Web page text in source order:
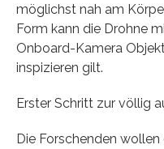
möglichst nah am
Form kann die Drohne
Onboard-Kamera
inspizieren gilt.
Erster Schritt zur völlig
Die Forschenden